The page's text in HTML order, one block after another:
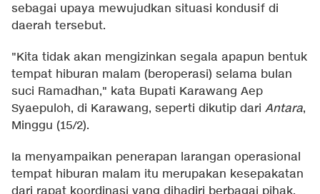
sebagai upaya mewujudkan situasi kondusif di
daerah tersebut.
"Kita tidak akan mengizinkan segala apapun bentuk
tempat hiburan malam (beroperasi) selama bulan
suci Ramadhan," kata Bupati Karawang Aep
Syaepuloh, di Karawang, seperti dikutip dari Antara,
Minggu (15/2).
Ia menyampaikan penerapan larangan operasional
tempat hiburan malam itu merupakan kesepakatan